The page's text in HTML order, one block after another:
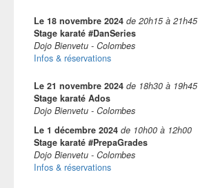
Le 18 novembre 2024 de 20h15à 21h45
Stage karaté #DanSeries
Dojo Bienvetu - Colombes
Infos & réservations
Le 21 novembre 2024 de 18h30 à 19h45
Stage karaté Ados
Dojo Bienvetu - Colombes
Le 1 décembre 2024 de 10h00 à 12h00
Stage karaté #PrepaGrades
Dojo Bienvetu - Colombes
Infos & réservations